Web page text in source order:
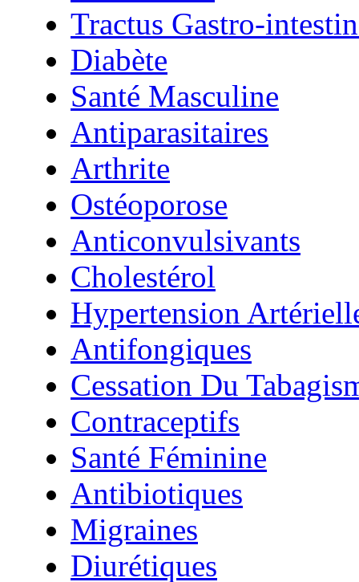
Tractus Gastro-
Diabète
Santé Masculine
Antiparasitaires
Arthrite
Ostéoporose
Anticonvulsivants
Cholestérol
Hypertension
Antifongiques
Cessation Du
Contraceptifs
Santé Féminine
Antibiotiques
Migraines
Diurétiques